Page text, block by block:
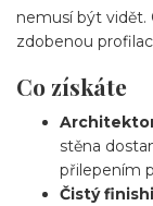
nemusí být vidět.
zdobenou
Co získáte
stěna
přilepením
Čistý